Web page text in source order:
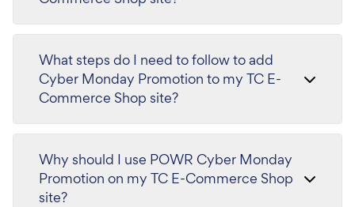
What steps do I need to follow to add
Cyber Monday Promotion to my TC E-
Commerce Shop site?
Why should I use POWR Cyber Monday
Promotion on my TC E-Commerce Shop
site?